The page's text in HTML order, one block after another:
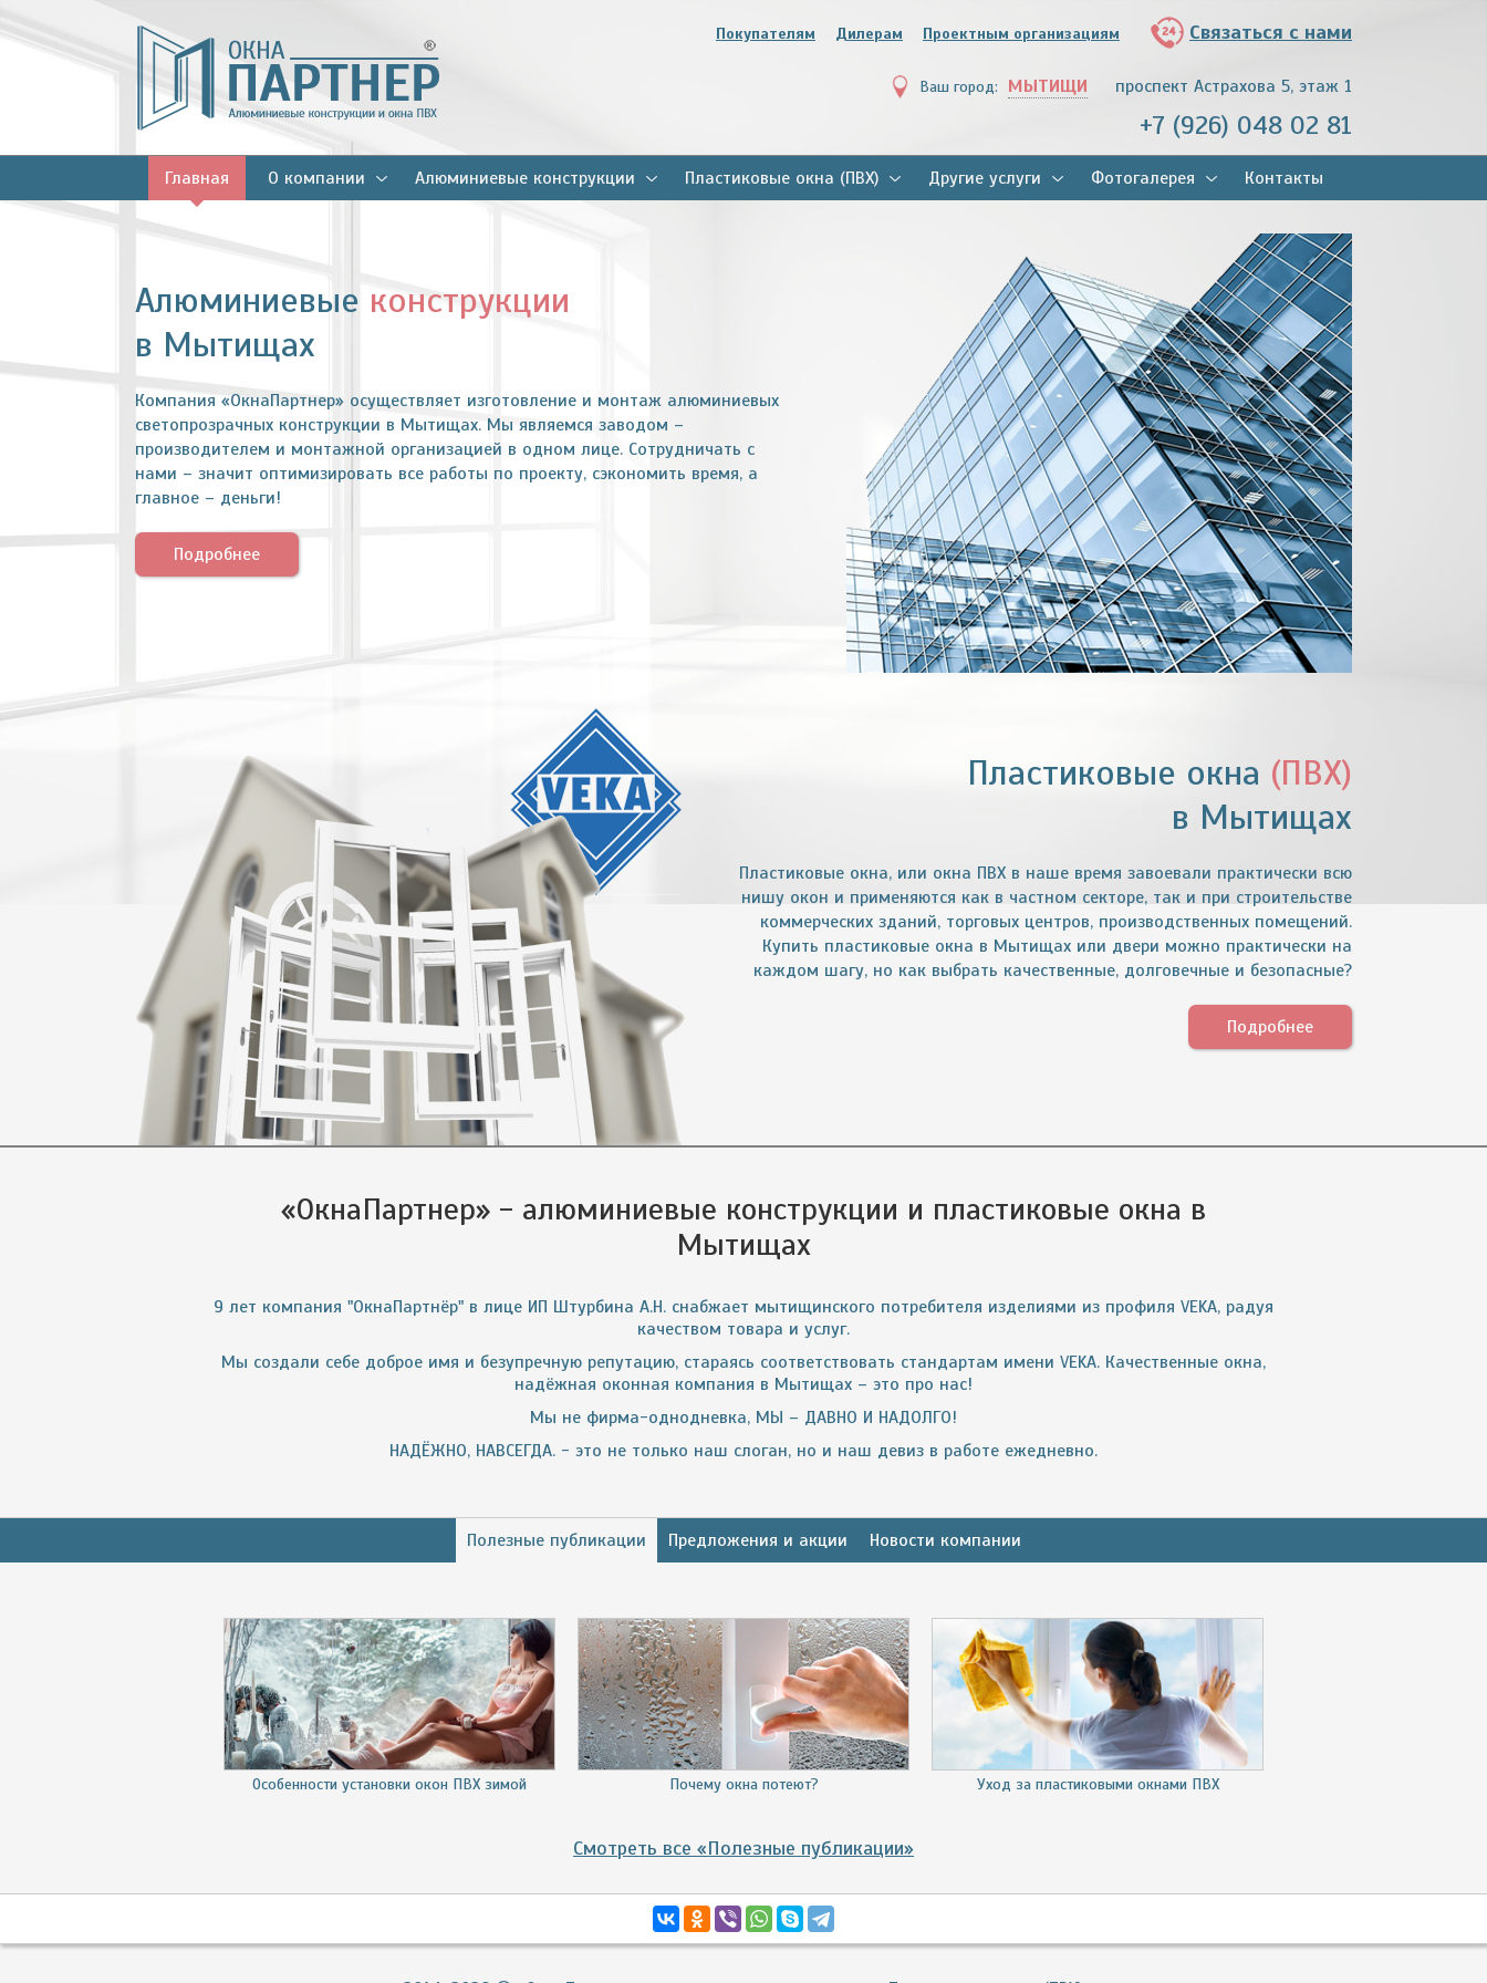
Покупателям Дилерам Проектным организациям Связаться с нами
Ваш город: МЫТИЩИ проспект Астрахова 5, этаж 1
+7 (926) 048 02 81
Главная О компании Алюминиевые конструкции Пластиковые окна (ПВХ) Другие услуги Фотогалерея Контакты
Алюминиевые конструкции
в Мытищах
Компания «ОкнаПартнер» осуществляет изготовление и монтаж алюминиевых
светопрозрачных конструкции в Мытищах. Мы являемся заводом –
производителем и монтажной организацией в одном лице. Сотрудничать с
нами – значит оптимизировать все работы по проекту, сэкономить время, а
главное – деньги!
Подробнее
Пластиковые окна (ПВХ)
в Мытищах
Пластиковые окна, или окна ПВХ в наше время завоевали практически всю
нишу окон и применяются как в частном секторе, так и при строительстве
коммерческих зданий, торговых центров, производственных помещений.
Купить пластиковые окна в Мытищах или двери можно практически на
каждом шагу, но как выбрать качественные, долговечные и безопасные?
Подробнее
«ОкнаПартнер» - алюминиевые конструкции и пластиковые окна в
Мытищах
9 лет компания "ОкнаПартнёр" в лице ИП Штурбина А.Н. снабжает мытищинского потребителя изделиями из профиля VEKA, радуя
качеством товара и услуг.
Мы создали себе доброе имя и безупречную репутацию, стараясь соответствовать стандартам имени VEKA. Качественные окна,
надёжная оконная компания в Мытищах – это про нас!
Мы не фирма-однодневка, МЫ – ДАВНО И НАДОЛГО!
НАДЁЖНО, НАВСЕГДА. - это не только наш слоган, но и наш девиз в работе ежедневно.
Полезные публикации Предложения и акции Новости компании
Особенности установки окон ПВХ зимой Почему окна потеют? Уход за пластиковыми окнами ПВХ
Смотреть все «Полезные публикации»